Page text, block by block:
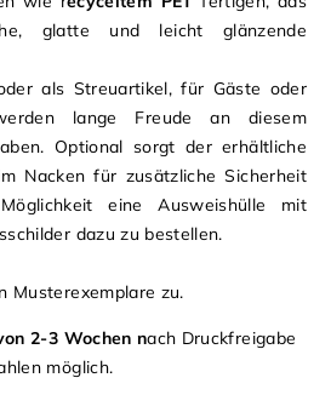
glatte und leicht glänzende
als Streuartikel, für Gäste oder
lange Freude an diesem
Optional sorgt der erhältliche
Nacken für zusätzliche Sicherheit
eine Ausweishülle mit
dazu zu bestellen.
Musterexemplare zu.
2-3 Wochen nach Druckfreigabe
möglich.